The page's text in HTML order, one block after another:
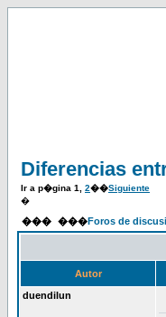
Diferencias
Ir a p�gina 1 2��Siguiente
�
��� ���Foros de
Autor
duendilun